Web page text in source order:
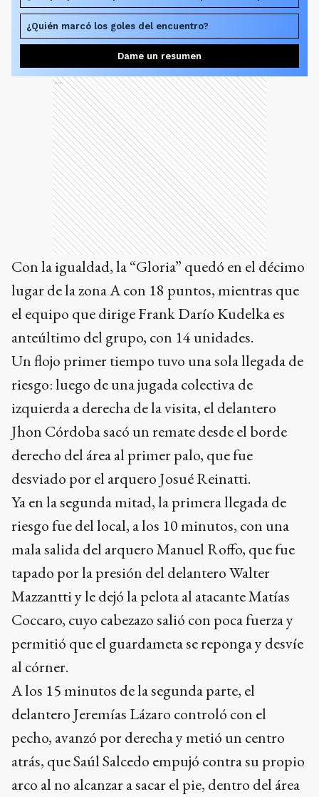
¿Quién marcó los goles del encuentro?
Dame un resumen
Ads
Con la igualdad, la “Gloria” quedó en el décimo
lugar de la zona A con 18 puntos, mientras que
el equipo que dirige Frank Darío Kudelka es
anteúltimo del grupo, con 14 unidades.
Un flojo primer tiempo tuvo una sola llegada de
riesgo: luego de una jugada colectiva de
izquierda a derecha de la visita, el delantero
Jhon Córdoba sacó un remate desde el borde
derecho del área al primer palo, que fue
desviado por el arquero Josué Reinatti.
Ya en la segunda mitad, la primera llegada de
riesgo fue del local, a los 10 minutos, con una
mala salida del arquero Manuel Roffo, que fue
tapado por la presión del delantero Walter
Mazzantti y le dejó la pelota al atacante Matías
Coccaro, cuyo cabezazo salió con poca fuerza y
permitió que el guardameta se reponga y desvíe
al córner.
A los 15 minutos de la segunda parte, el
delantero Jeremías Lázaro controló con el
pecho, avanzó por derecha y metió un centro
atrás, que Saúl Salcedo empujó contra su propio
arco al no alcanzar a sacar el pie, dentro del área